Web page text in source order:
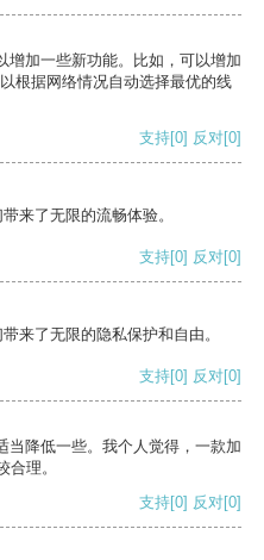
增加一些新功能。比如，可以增加
根据网络情况自动选择最优的线
支持[0] 反对[0]
来了无限的流畅体验。
支持[0] 反对[0]
来了无限的隐私保护和自由。
支持[0] 反对[0]
当降低一些。我个人觉得，一款加
理。
支持[0] 反对[0]